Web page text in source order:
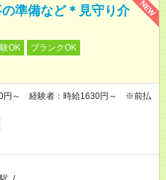
NEW
の準備など＊見守り介
OK
ブランクOK
円～ 経験者：時給1630円～ ※前払